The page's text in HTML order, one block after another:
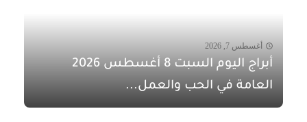
أغسطس 7, 2026
أبراج اليوم السبت 8 أغسطس 2026
العامة في الحب والعمل...